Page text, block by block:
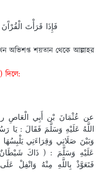
فَإِذَا قَرَأْتَ
অভিশপ্ত শয়তান থেকে আল্লাহর
দিলে:
عن عُثْمَانَ بْن أَبِي الْعَاصِ
اللَّهُ عَلَيْهِ وَسَلَّمَ فَقَالَ : يَا
وَبَيْنَ صَلَاتِي وَقِرَاءَتِي
عَلَيْهِ وَسَلَّمَ : ( ذَاكَ
فَتَعَوَّذْ بِاللَّهِ مِنْهُ وَاتْفِلْ